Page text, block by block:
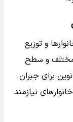
و توزیع
مختلف و سطح
برای جبران
نیازمند